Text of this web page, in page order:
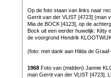
Op de foto staan van links naar
Gerrit van der VLIST [4723] (man
Mia de BOCK [4123], op de
Bock uit een eerder huwelijk: Kitty
de voorgrond Hendrik
(foto: met dank aan Hilda de
1968Foto van (midden) Jannie
man Gerrit van der VLIST [4723].